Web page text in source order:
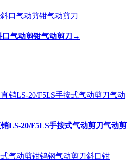
气动剪钳气动剪刀 →
LS-20/F5LS手按式气动剪刀气动剪